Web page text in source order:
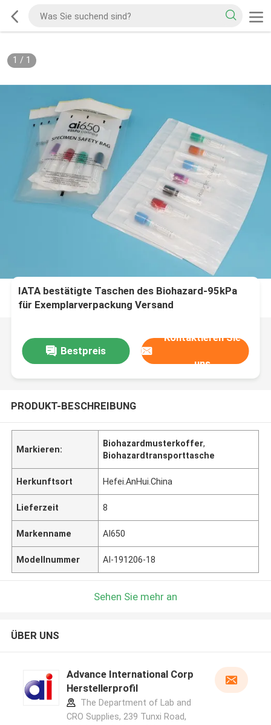
1 / 1
IATA bestätigte Taschen des Biohazard-95kPa
für Exemplarverpackung Versand
Bestpreis
Kontaktieren Sie
uns
PRODUKT-BESCHREIBUNG
Markieren:
Biohazardmusterkoffer,
Biohazardtransporttasche
Herkunftsort Hefei.AnHui.China
Lieferzeit 8
Markenname AI650
Modellnummer AI-191206-18
Sehen Sie mehr an
ÜBER UNS
Advance International Corp
Herstellerprofil
The Department of Lab and
CRO Supplies, 239 Tunxi Road,